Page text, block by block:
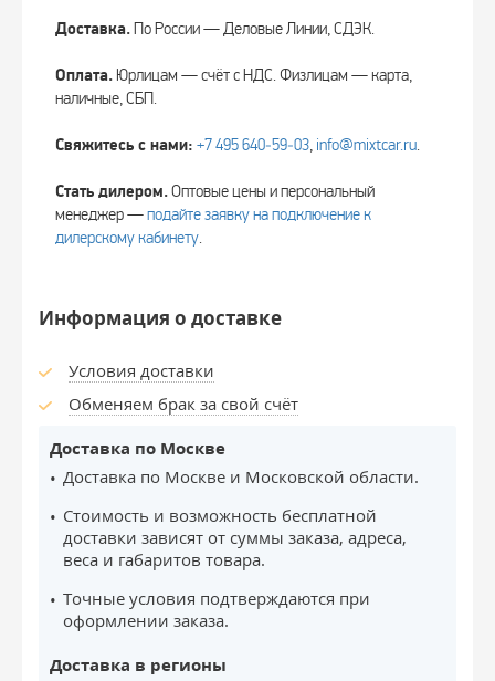
Доставка.По России — Деловые Линии, СДЭК.
Оплата. Юрлицам — счёт с НДС. Физлицам — карта,
наличные, СБП.
Свяжитесь с нами: +7 495 640‑59‑03, info@mixtcar.ru.
Стать дилером.Оптовые цены и персональный
менеджер —подайте заявку на подключение к
дилерскому кабинету.
Информация о доставке
Условия доставки
Обменяем брак за свой счёт
Доставка по Москве
Доставка по Москве и Московской области.
Стоимость и возможность бесплатной
доставки зависят от суммы заказа, адреса,
веса и габаритов товара.
Точные условия подтверждаются при
оформлении заказа.
Доставка в регионы